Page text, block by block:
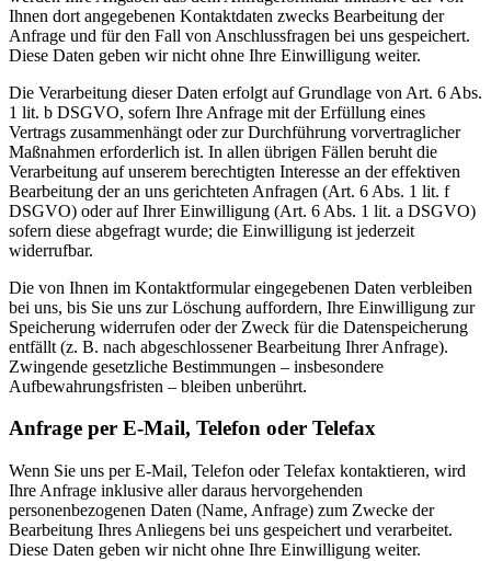
Ihnen dort angegebenen Kontaktdaten zwecks Bearbeitung der
Anfrage und für den Fall von Anschlussfragen bei uns gespeichert.
Diese Daten geben wir nicht ohne Ihre Einwilligung weiter.
Die Verarbeitung dieser Daten erfolgt auf Grundlage von Art. 6 Abs.
1 lit. b DSGVO, sofern Ihre Anfrage mit der Erfüllung eines
Vertrags zusammenhängt oder zur Durchführung vorvertraglicher
Maßnahmen erforderlich ist. In allen übrigen Fällen beruht die
Verarbeitung auf unserem berechtigten Interesse an der effektiven
Bearbeitung der an uns gerichteten Anfragen (Art. 6 Abs. 1 lit. f
DSGVO) oder auf Ihrer Einwilligung (Art. 6 Abs. 1 lit. a DSGVO)
sofern diese abgefragt wurde; die Einwilligung ist jederzeit
widerrufbar.
Die von Ihnen im Kontaktformular eingegebenen Daten verbleiben
bei uns, bis Sie uns zur Löschung auffordern, Ihre Einwilligung zur
Speicherung widerrufen oder der Zweck für die Datenspeicherung
entfällt (z. B. nach abgeschlossener Bearbeitung Ihrer Anfrage).
Zwingende gesetzliche Bestimmungen – insbesondere
Aufbewahrungsfristen – bleiben unberührt.
Anfrage per E-Mail, Telefon oder Telefax
Wenn Sie uns per E-Mail, Telefon oder Telefax kontaktieren, wird
Ihre Anfrage inklusive aller daraus hervorgehenden
personenbezogenen Daten (Name, Anfrage) zum Zwecke der
Bearbeitung Ihres Anliegens bei uns gespeichert und verarbeitet.
Diese Daten geben wir nicht ohne Ihre Einwilligung weiter.